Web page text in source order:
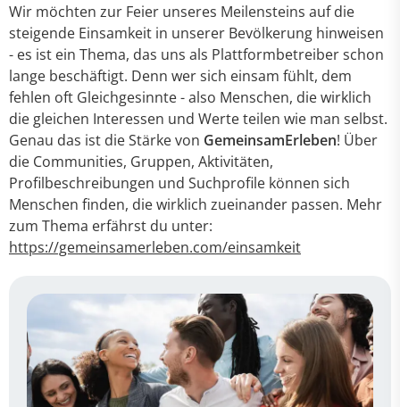
Wir möchten zur Feier unseres Meilensteins auf die
steigende Einsamkeit in unserer Bevölkerung hinweisen
- es ist ein Thema, das uns als Plattformbetreiber schon
lange beschäftigt. Denn wer sich einsam fühlt, dem
fehlen oft Gleichgesinnte - also Menschen, die wirklich
die gleichen Interessen und Werte teilen wie man selbst.
Genau das ist die Stärke von GemeinsamErleben! Über
die Communities, Gruppen, Aktivitäten,
Profilbeschreibungen und Suchprofile können sich
Menschen finden, die wirklich zueinander passen. Mehr
zum Thema erfährst du unter:
https://gemeinsamerleben.com/einsamkeit